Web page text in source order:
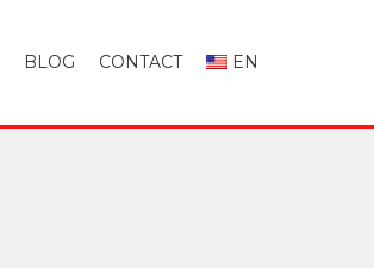
BLOG CONTACT EN